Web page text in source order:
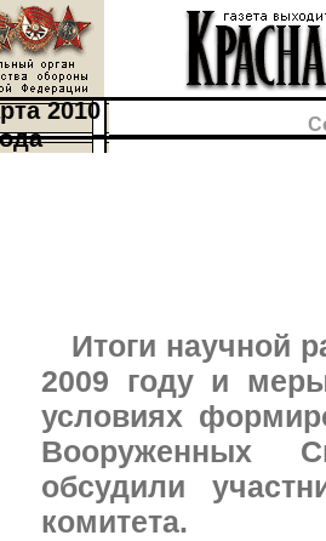
2010
Итоги научной
2009 году и
условиях
Вооруженных
обсудили
комитета.